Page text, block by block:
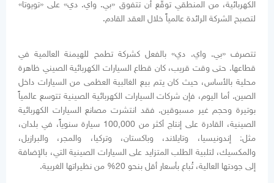
الكهربائية، من المنطقي توقّع أن تتفوق «بي. واي. دي» على «تويوتا»
لتصبح الشركة الرائدة عالمياً خلال العقد القادم.
تتصرف «بي. واي. دي» بالفعل كشركة تطمح للهيمنة العالمية في
قطاعها. حتى وقت قريب، كان قطاع السيارات الكهربائية الصيني ظاهرة
محلية بالأساس، حيث كان يتم بيع الغالبية العظمى من السيارات داخل
الصين. أما اليوم، فإن شركات السيارات الكهربائية الصينية تتوسع عالمياً
بوتيرة وحجم غير مسبوقين. فقد انتشرت مصانع السيارات الكهربائية
الصينية، القادرة على إنتاج أكثر من 100,000 سيارة سنوياً، في بلدان،
مثل: إندونيسيا، وتايلاند، وباكستان، وتركيا، والمجر، والبرازيل،
والمكسيك، لتلبية الطلب المتزايد على السيارات الصينية التي، بالإضافة
إلى جودتها العالية، تُباع بأسعار أقل بنحو 20% من نظيراتها الغربية.